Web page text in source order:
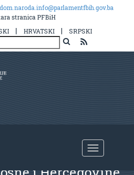
dom.naroda.info@parlamentfbih.gov.ba
stranica PFBiH
| HRVATSKI | SRPSKI
Parlamenta